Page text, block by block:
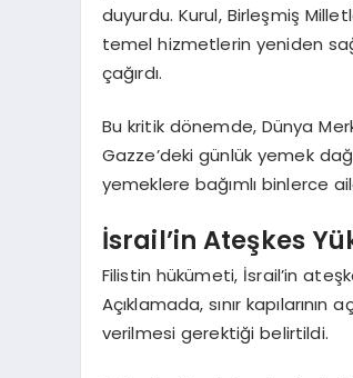
duyurdu. Kurul, Birleşmiş
temel hizmetlerin yeniden
çağırdı.
Bu kritik dönemde, Dünya
Gazze’deki günlük yemek
yemeklere bağımlı binlerce
İsrail’in Ateşkes
Filistin hükümeti, İsrail’in
Açıklamada, sınır
verilmesi gerektiği belirtildi.